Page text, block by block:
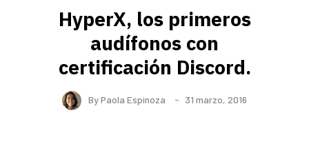
HyperX, los primeros
audífonos con
certificación Discord.
ByPaola Espinoza 31 marzo, 2016